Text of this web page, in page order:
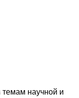
темам научной и